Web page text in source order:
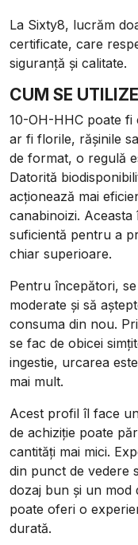
La Sixty8, lucrăm
certificate, care
siguranță și calitate.
CUM SE
10-OH-HHC poate
ar fi florile, rășinile
de format, o regulă
Datorită
acționează mai
canabinoizi. Aceasta
suficientă pentru a
chiar superioare.
Pentru începători,
moderate și să
consuma din nou.
se fac de obicei
ingestie, urcarea
mai mult.
Acest profil îl face
de achiziție poate
cantități mai mici.
din punct de vedere
dozaj bun și un mod
poate oferi o
durată.